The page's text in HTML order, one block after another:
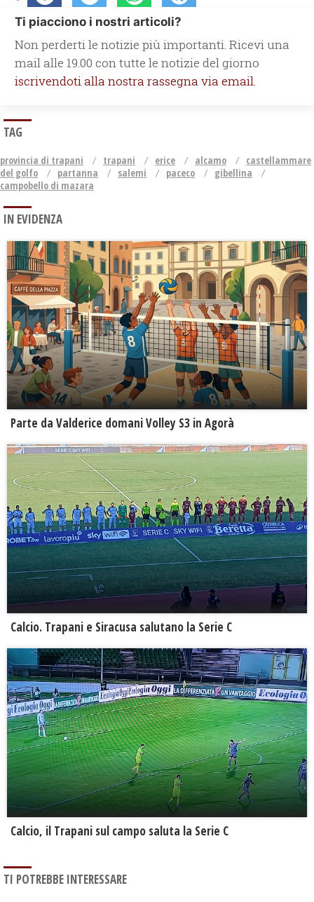
Ti piacciono i nostri articoli?
Non perderti le notizie più importanti. Ricevi una
mail alle 19.00 con tutte le notizie del giorno
iscrivendoti alla nostra rassegna via email.
TAG
provincia di trapani trapani erice alcamo
castellammare
del golfo
partanna salemi paceco
gibellina
campobello di mazara
IN EVIDENZA
Parte da Valderice domani Volley S3 in Agorà
Calcio. Trapani e Siracusa salutano la Serie C
Calcio, il Trapani sul campo saluta la Serie C
TI POTREBBE INTERESSARE